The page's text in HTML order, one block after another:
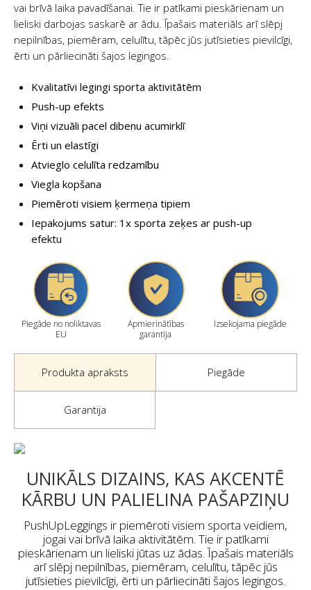
vai brīvā laika pavadīšanai. Tie ir patīkami pieskārienam un
lieliski darbojas saskarē ar ādu. Īpašais materiāls arī slēpj
nepilnības, piemēram, celulītu, tāpēc jūs jutīsieties pievilcīgi,
ērti un pārliecināti šajos legingos.
Kvalitatīvi legingi sporta aktivitātēm
Push-up efekts
Viņi vizuāli pacel dibenu acumirklī
Ērti un elastīgi
Atvieglo celulīta redzamību
Viegla kopšana
Piemēroti visiem ķermeņa tipiem
Iepakojums satur: 1x sporta zeķes ar push-up
efektu
Piegāde no noliktavas
EU
Apmierinātības
garantija
Izsekojama piegāde
Produkta apraksts Piegāde
Garantija
UNIKĀLS DIZAINS, KAS AKCENTĒ
KĀRBU UN PALIELINA PAŠAPZIŅU
PushUpLeggings ir piemēroti visiem sporta veidiem,
jogai vai brīvā laika aktivitātēm. Tie ir patīkami
pieskārienam un lieliski jūtas uz ādas. Īpašais materiāls
arī slēpj nepilnības, piemēram, celulītu, tāpēc jūs
jutīsieties pievilcīgi, ērti un pārliecināti šajos legingos.